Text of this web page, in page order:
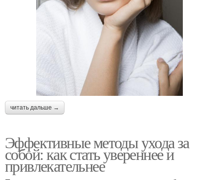
читать дальше →
Эффективные методы ухода за
собой: как стать увереннее и
привлекательнее